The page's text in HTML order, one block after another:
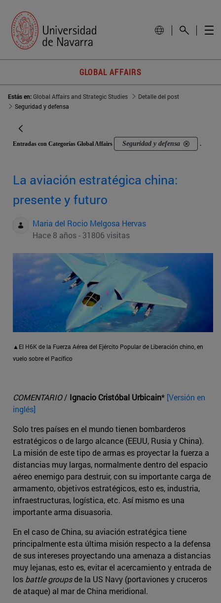
GLOBAL AFFAIRS
Estás en:Global Affairs and Strategic Studies
Detalle del post
Seguridad y defensa
Entradas con Categorías Global Affairs Seguridad y defensa .
La aviación estratégica china:
presente y futuro
Maria del Rocio Melgosa Hervas
Hace 8 años - 31806 visitas
▲El H6K de la Fuerza Aérea del Ejército Popular de Liberación chino, en
vuelo sobre el Pacífico
COMENTARIO/ Ignacio Cristóbal Urbicain* [Versión en
inglés]
Solo tres países en el mundo tienen bombarderos
estratégicos o de largo alcance (EEUU, Rusia y China).
La misión de este tipo de armas es proyectar la fuerza a
distancias muy largas, normalmente dentro del espacio
aéreo enemigo para destruir, con su importante carga de
armamento, objetivos estratégicos, esto es, industria,
infraestructuras, logística, etc. Así mismo es una
importante arma disuasoria.
En el caso de China, su aviación estratégica tiene
principalmente esta última misión respecto a la defensa
de sus intereses proyectando una amenaza a distancias
muy lejanas, esto es, evitar el acercamiento y entrada de
los battle groupsde la US Navy (portaviones y cruceros
de ataque) al mar de China meridional.